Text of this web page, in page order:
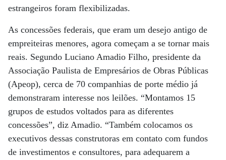
estrangeiros foram flexibilizadas.
As concessões federais, que eram um desejo antigo de
empreiteiras menores, agora começam a se tornar mais
reais. Segundo Luciano Amadio Filho, presidente da
Associação Paulista de Empresários de Obras Públicas
(Apeop), cerca de 70 companhias de porte médio já
demonstraram interesse nos leilões. “Montamos 15
grupos de estudos voltados para as diferentes
concessões”, diz Amadio. “Também colocamos os
executivos dessas construtoras em contato com fundos
de investimentos e consultores, para adequarem a